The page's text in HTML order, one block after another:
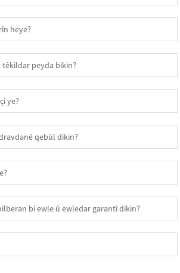
heye?
peyda bikin?
ye?
qebûl dikin?
bi ewle û ewledar garantî dikin?